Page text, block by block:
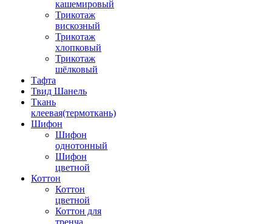
кашемировый
Трикотаж
вискозный
Трикотаж
хлопковый
Трикотаж
шёлковый
Тафта
Твид Шанель
Ткань
клеевая(термоткань)
Шифон
Шифон
однотонный
Шифон
цветной
Коттон
Коттон
цветной
Коттон для
тренча